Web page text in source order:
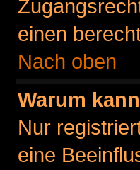
einen
Nach oben
Warum
Nur
eine